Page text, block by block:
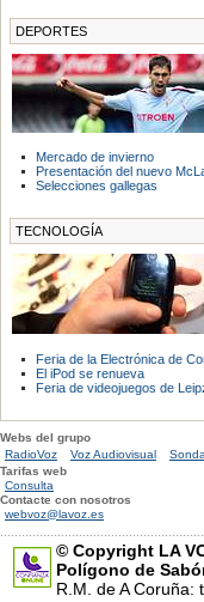
DEPORTES
Mercado de invierno
Presentación del nuevo
Selecciones gallegas
TECNOLOGÍA
Feria de la Electrónica de
El iPod se renueva
Feria de videojuegos de
Webs del grupo
RadioVoz
Voz Audiovisual
Tarifas web
Consulta
Contacte con nosotros
webvoz@lavoz.es
© Copyright LA
Polígono de
R.M. de A Coruña: